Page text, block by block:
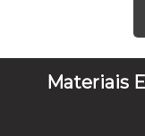
Materiais